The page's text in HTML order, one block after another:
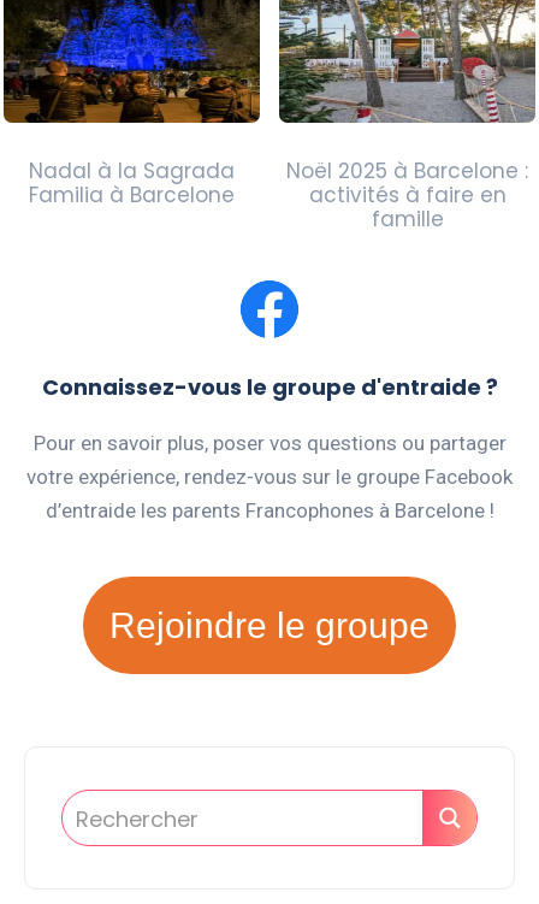
Nadal à la Sagrada
Familia à Barcelone
Noël 2025 à Barcelone :
activités à faire en
famille
Connaissez-vous le groupe d'entraide ?
Pour en savoir plus, poser vos questions ou partager
votre expérience, rendez-vous sur le groupe Facebook
d’entraide les parents Francophones à Barcelone !
Rejoindre le groupe